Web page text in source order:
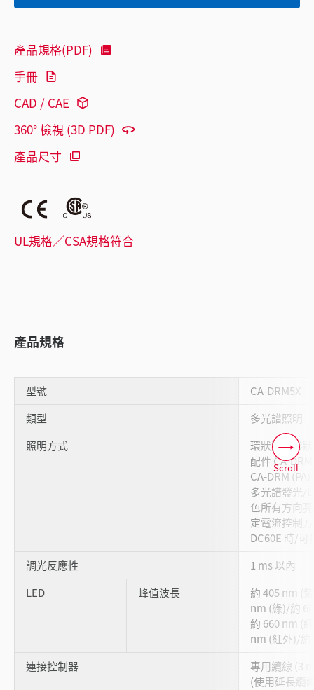
產品規格(PDF)
手冊
CAD / CAE
360° 檢視 (3D PDF)
產品尺寸
UL規格／CSA規格符合
產品規格
型號
CA-DRM5X
類型
多光譜照明
照明方式
環狀照明形
配件 CA-
CA-DRM
多光譜發光/
色所有方向
定電流控制
DC60E 時/
調光反應性
1 ms 以內
LED
峰值波長
約 405 nm (
nm (綠)/約
約 660 nm (
nm (紅外)/約
連接控制器
專用纜線 (3
(使用延長纜
Scroll